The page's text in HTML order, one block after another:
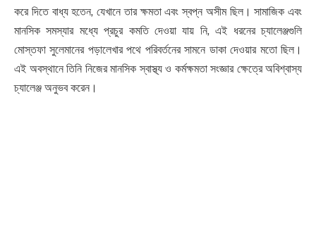
করে দিতে বাধ্য হতেন, যেখানে তার ক্ষমতা এবং স্বপ্ন অসীম ছিল। সামাজিক এবং
মানসিক সমস্যার মধ্যে প্রচুর কমতি দেওয়া যায় নি, এই ধরনের চ্যালেঞ্জগুলি
মোস্তফা সুলেমানের পড়ালেখার পথে পরিবর্তনের সামনে ডাকা দেওয়ার মতো ছিল।
এই অবস্থানে তিনি নিজের মানসিক স্বাস্থ্য ও কর্মক্ষমতা সংজ্ঞার ক্ষেত্রে অবিশ্বাস্য
চ্যালেঞ্জ অনুভব করেন।